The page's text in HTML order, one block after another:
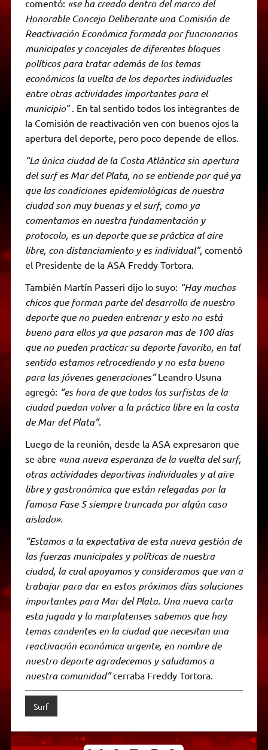
comentó: «se ha creado dentro del marco del
Honorable Concejo Deliberante una Comisión de
Reactivación Económica formada por funcionarios
municipales y concejales de diferentes bloques
políticos para tratar además de los temas
económicos la vuelta de los deportes individuales
entre otras actividades importantes para el
municipio”. En tal sentido todos los integrantes de
la Comisión de reactivación ven con buenos ojos la
apertura del deporte, pero poco depende de ellos.
“La única ciudad de la Costa Atlántica sin apertura
del surf es Mar del Plata, no se entiende por qué ya
que las condiciones epidemiológicas de nuestra
ciudad son muy buenas y el surf, como ya
comentamos en nuestra fundamentación y
protocolo, es un deporte que se práctica al aire
libre, con distanciamiento y es individual”, comentó
el Presidente de la ASA Freddy Tortora.
También Martín Passeri dijo lo suyo: “Hay muchos
chicos que forman parte del desarrollo de nuestro
deporte que no pueden entrenar y esto no está
bueno para ellos ya que pasaron mas de 100 días
que no pueden practicar su deporte favorito, en tal
sentido estamos retrocediendo y no esta bueno
para las jóvenes generaciones”Leandro Usuna
agregó: “es hora de que todos los surfistas de la
ciudad puedan volver a la práctica libre en la costa
de Mar del Plata”.
Luego de la reunión, desde la ASA expresaron que
se abre «una nueva esperanza de la vuelta del surf,
otras actividades deportivas individuales y al aire
libre y gastronómica que están relegadas por la
famosa Fase 5 siempre truncada por algún caso
aislado».
“Estamos a la expectativa de esta nueva gestión de
las fuerzas municipales y políticas de nuestra
ciudad, la cual apoyamos y consideramos que van a
trabajar para dar en estos próximos días soluciones
importantes para Mar del Plata. Una nueva carta
esta jugada y lo marplatenses sabemos que hay
temas candentes en la ciudad que necesitan una
reactivación económica urgente, en nombre de
nuestro deporte agradecemos y saludamos a
nuestra comunidad”cerraba Freddy Tortora.
Surf